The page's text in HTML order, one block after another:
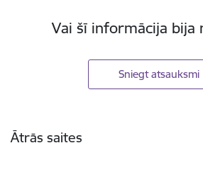
Vai šī informācija bija
Sniegt atsauksmi
Ātrās saites